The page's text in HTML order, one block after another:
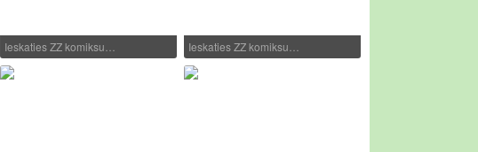
Ieskaties ZZ komiksu… Ieskaties ZZ komiksu…